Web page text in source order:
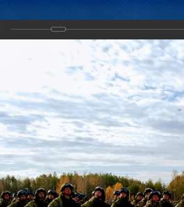
Структура
ОДКБ
Новости
совместное учение с КСОР
"Мулино", Нижегородская